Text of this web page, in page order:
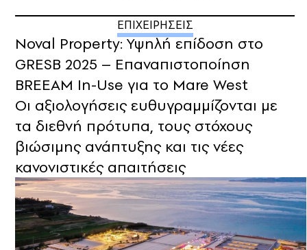
ΕΠΙΧΕΙΡΗΣΕΙΣ
Noval Property: Υψηλή επίδοση στο
GRESB 2025 – Επαναπιστοποίηση
BREEAM In-Use για το Mare West
Οι αξιολογήσεις ευθυγραμμίζονται με
τα διεθνή πρότυπα, τους στόχους
βιώσιμης ανάπτυξης και τις νέες
κανονιστικές απαιτήσεις